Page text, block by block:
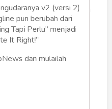
Sopir juga biasanya
wisata di Sumatera
menyewa
efisien secara
v2 (versi 2)
pun berubah dari
Tapi Perlu” menjadi
It Right!”
dan mulailah